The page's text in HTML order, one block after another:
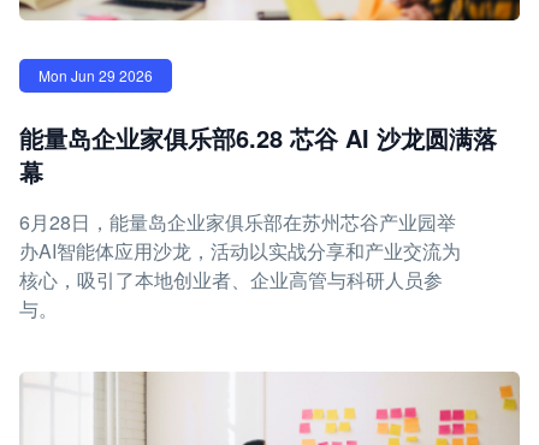
Mon Jun 29 2026
能量岛企业家俱乐部6.28 芯谷 AI 沙龙圆满落
幕
6月28日，能量岛企业家俱乐部在苏州芯谷产业园举
办AI智能体应用沙龙，活动以实战分享和产业交流为
核心，吸引了本地创业者、企业高管与科研人员参
与。